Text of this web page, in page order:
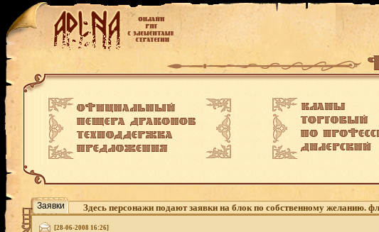
Заявки Здесь персонажи подают заявки на блок по собственному желанию.
[28-06-2008 16:26]